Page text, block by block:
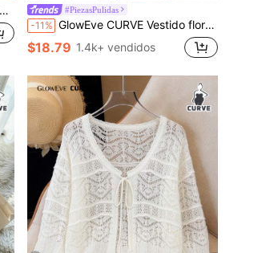
#PiezasPulidas
-11% GlowEve CURVE Vestido floral sin mangas con lazo en la cintura para mujer de talla grande
$18.79 1.4k+ vendidos